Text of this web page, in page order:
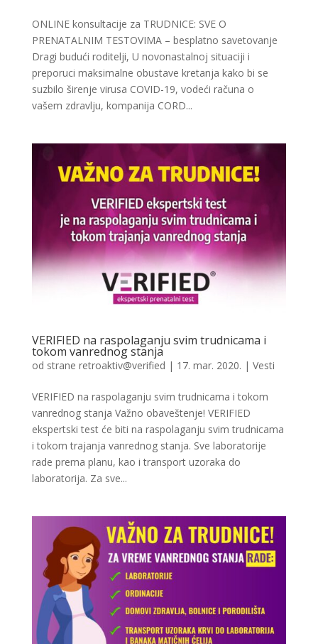
ONLINE konsultacije za TRUDNICE: SVE O
PRENATALNIM TESTOVIMA – besplatno savetovanje
Dragi budući roditelji, U novonastalnoj situaciji i
preporuci maksimalne obustave kretanja kako bi se
suzbilo širenje virusa COVID-19, vodeći računa o
vašem zdravlju, kompanija CORD...
VERIFIED na raspolaganju svim trudnicama i
tokom vanrednog stanja
od strane retroaktiv@verified | 17. mar. 2020. | Vesti
VERIFIED na raspolaganju svim trudnicama i tokom
vanrednog stanja Važno obaveštenje! VERIFIED
ekspertski test će biti na raspolaganju svim trudnicama
i tokom trajanja vanrednog stanja. Sve laboratorije
rade prema planu, kao i transport uzoraka do
laboratorija. Za sve...